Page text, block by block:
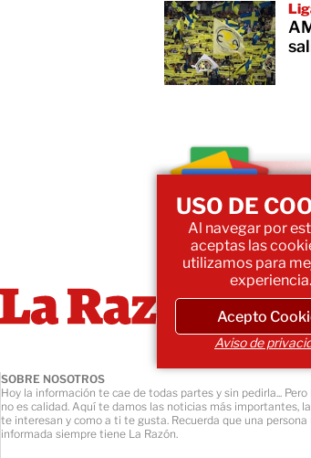
SOBRE NOSOTROS
Hoy la información te cae de todas partes y sin pedirla...
no es calidad. Aquí te damos las noticias más importantes,
te interesan y como a ti te gusta. Recuerda que una
informada siempre tiene La Razón.
USO DE
Al navegar por
aceptas las
utilizamos para
experiencia.
Acepto
Aviso de